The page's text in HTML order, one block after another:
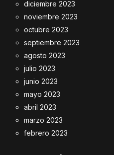
diciembre 2023
noviembre 2023
octubre 2023
septiembre 2023
agosto 2023
julio 2023
junio 2023
mayo 2023
abril 2023
marzo 2023
febrero 2023